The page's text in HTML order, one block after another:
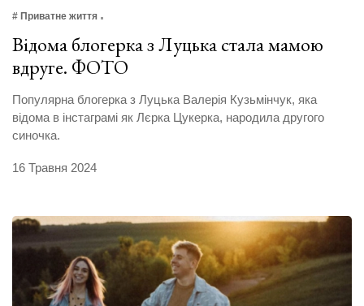
# Приватне життя
Відома блогерка з Луцька стала мамою
вдруге. ФОТО
Популярна блогерка з Луцька Валерія Кузьмінчук, яка
відома в інстаграмі як Лєрка Цукерка, народила другого
синочка.
16 Травня 2024